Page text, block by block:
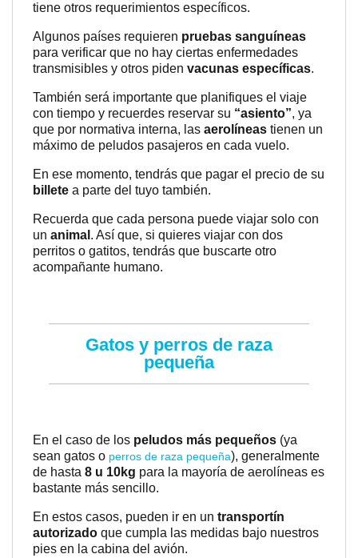
tiene otros requerimientos específicos.
Algunos países requieren pruebas sanguíneas
para verificar que no hay ciertas enfermedades
transmisibles y otros piden vacunas específicas.
También será importante que planifiques el viaje
con tiempo y recuerdes reservar su “asiento”, ya
que por normativa interna, las aerolíneas tienen un
máximo de peludos pasajeros en cada vuelo.
En ese momento, tendrás que pagar el precio de su
billete a parte del tuyo también.
Recuerda que cada persona puede viajar solo con
un animal . Así que, si quieres viajar con dos
perritos o gatitos, tendrás que buscarte otro
acompañante humano.
Gatos y perros de raza
pequeña
En el caso de los peludos más pequeños (ya
sean gatos o perros de raza pequeña), generalmente
de hasta 8 u 10kg para la mayoría de aerolíneas es
bastante más sencillo.
En estos casos, pueden ir en un transportín
autorizado que cumpla las medidas bajo nuestros
pies en la cabina del avión.